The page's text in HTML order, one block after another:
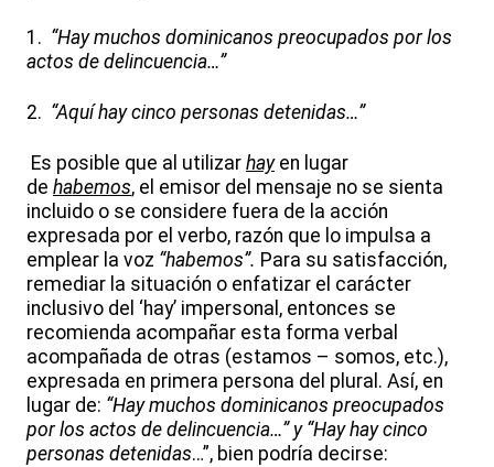
1. “Hay muchos dominicanos preocupados por los
actos de delincuencia…”
2. “Aquí hay cinco personas detenidas…”
Es posible que al utilizar hay en lugar
de habemos, el emisor del mensaje no se sienta
incluido o se considere fuera de la acción
expresada por el verbo, razón que lo impulsa a
emplear la voz “habemos”. Para su satisfacción,
remediar la situación o enfatizar el carácter
inclusivo del ‘hay’ impersonal, entonces se
recomienda acompañar esta forma verbal
acompañada de otras (estamos – somos, etc.),
expresada en primera persona del plural. Así, en
lugar de: “Haymuchos dominicanos preocupados
por los actos de delincuencia…” y “Hay hay cinco
personas detenidas…”, bien podría decirse: